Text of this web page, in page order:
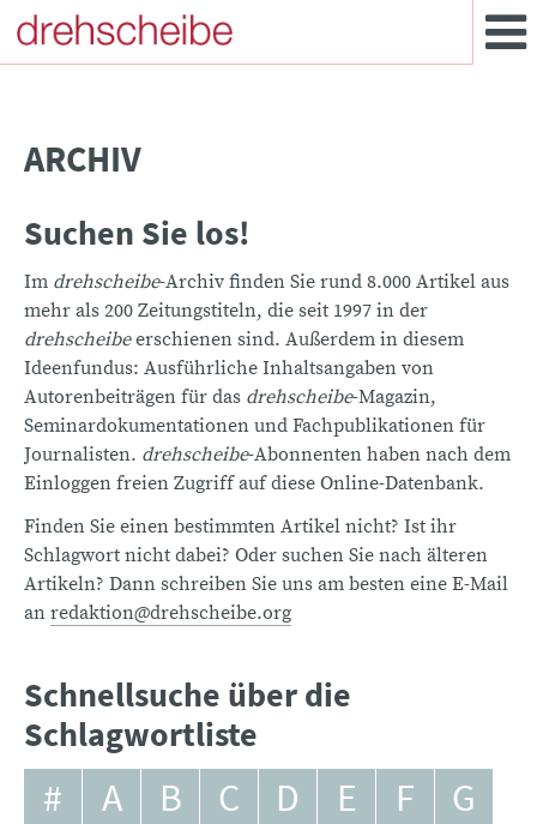
ARCHIV
Suchen Sie los!
Im drehscheibe-Archiv finden Sie rund 8.000 Artikel aus
mehr als 200 Zeitungstiteln, die seit 1997 in der
drehscheibeerschienen sind. Außerdem in diesem
Ideenfundus: Ausführliche Inhaltsangaben von
Autorenbeiträgen für das drehscheibe-Magazin,
Seminardokumentationen und Fachpublikationen für
Journalisten. drehscheibe-Abonnenten haben nach dem
Einloggen freien Zugriff auf diese Online-Datenbank.
Finden Sie einen bestimmten Artikel nicht? Ist ihr
Schlagwort nicht dabei? Oder suchen Sie nach älteren
Artikeln? Dann schreiben Sie uns am besten eine E-Mail
an redaktion@drehscheibe.org
Schnellsuche über die
Schlagwortliste
# A B C D E F
G